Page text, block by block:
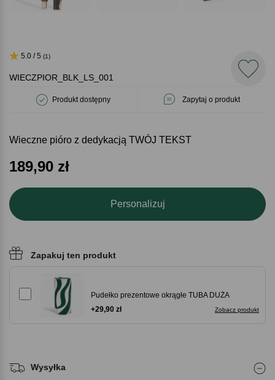
WIECZPIOR_BLK_LS_001
Produkt dostępny Zapytaj o produkt
5.0 / 5 (1)
Wieczne pióro z dedykacją TWÓJ TEKST
189,90 zł
Personalizuj
Zapakuj ten produkt
Pudełko prezentowe okrągłe TUBA DUŻA
Zobacz produkt
+29,90 zł
Wysyłka